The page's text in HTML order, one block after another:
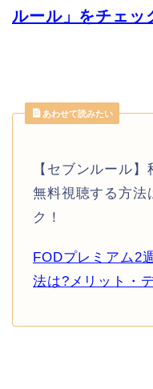
ルール」をチェッ
あわせて読みたい
【セブンルール
無料視聴する方法
ク！
FODプレミアム2
法は?メリット・